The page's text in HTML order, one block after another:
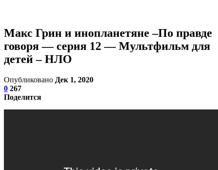
Макс Грин и инопланетяне –По правде
говоря — серия 12 — Мультфильм для
детей – НЛО
Опубликовано Дек 1, 2020
0 267
Поделится